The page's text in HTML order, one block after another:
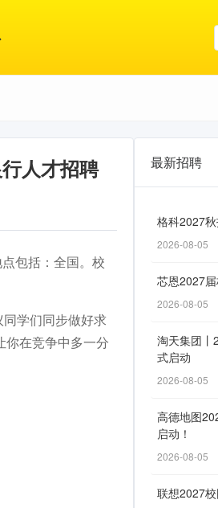
人才招聘
包括：全国。校
同学们同步做好求
在竞争中多一分
最新招聘
格科2027秋
2026-08-05
芯恩2027
2026-08-05
淘天集团丨
式启动
2026-08-05
高德地图
启动！
2026-08-05
联想2027校